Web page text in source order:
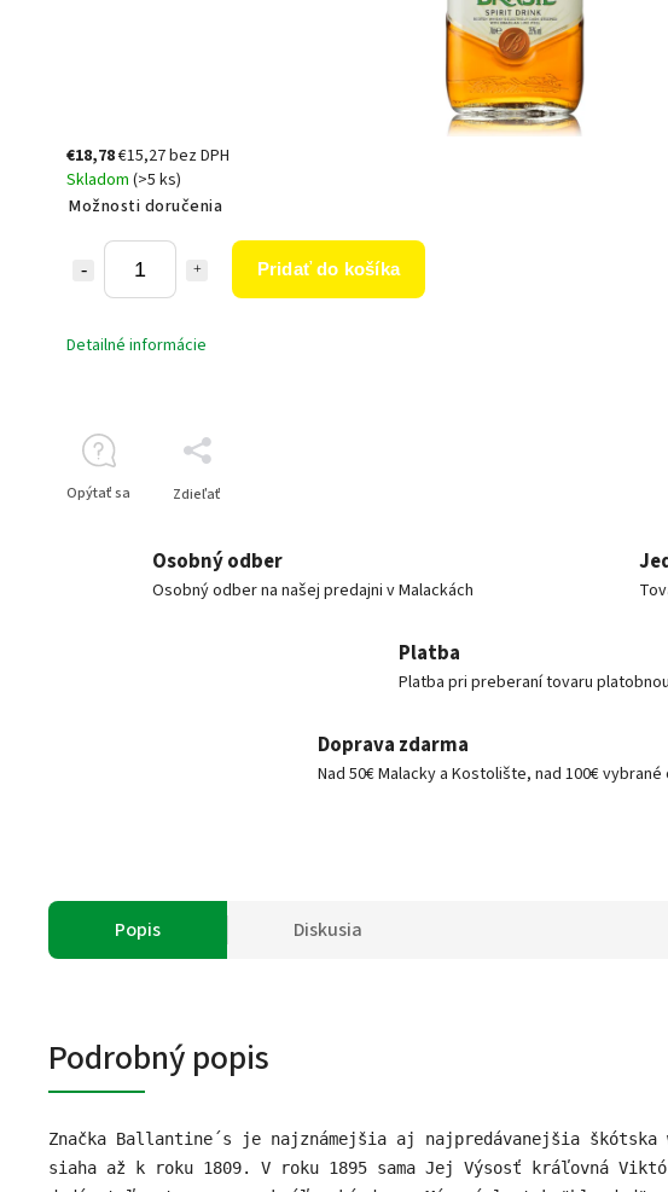
€18,78€15,27 bez DPH
Skladom (>5 ks)
Možnosti doručenia
Pridať do košíka
Detailné informácie
Opýtať sa Zdieľať
Osobný odber
Osobný odber na našej predajni v Malackách
Platba
Platba pri preberaní tovaru
Doprava zdarma
Nad 50€ Malacky a Kostolište, nad 100€
Popis Diskusia
Podrobný popis
Značka Ballantine´s je najznámejšia aj najpredávanejšia
siaha až k roku 1809. V roku 1895 sama Jej Výsosť kráľovná